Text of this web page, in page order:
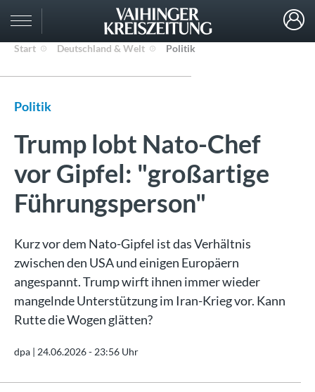
Start Deutschland & Welt Politik
Politik
Trump lobt Nato-Chef
vor Gipfel: "großartige
Führungsperson"
Kurz vor dem Nato-Gipfel ist das Verhältnis
zwischen den USA und einigen Europäern
angespannt. Trump wirft ihnen immer wieder
mangelnde Unterstützung im Iran-Krieg vor. Kann
Rutte die Wogen glätten?
dpa | 24.06.2026 - 23:56 Uhr